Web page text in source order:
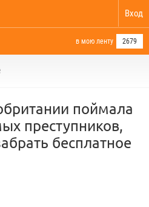
Вход
в мою ленту 2679
поймала
преступников,
бесплатное